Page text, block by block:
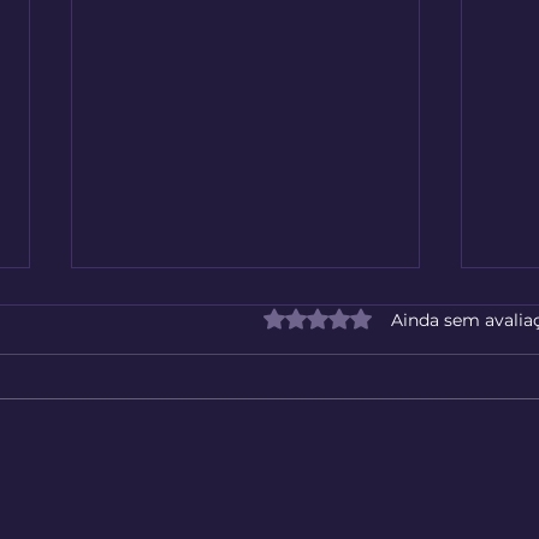
Avaliado com 0 de 5
Ainda sem